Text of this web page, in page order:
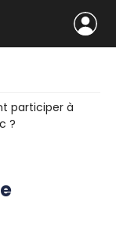
participer à
?